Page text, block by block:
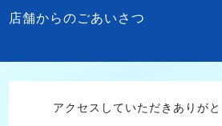
店舗からのごあいさつ
アクセスしていただきありがと